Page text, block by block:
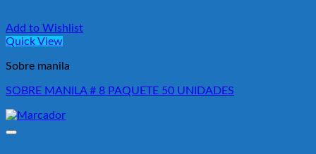
Add to Wishlist
Quick View
Sobre manila
SOBRE MANILA # 8 PAQUETE 50 UNIDADES